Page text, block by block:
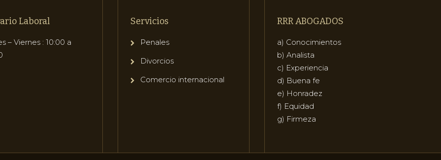
Laboral
– Viernes : 10:00 a
Servicios
Penales
Divorcios
Comercio internacional
RRR ABOGADOS
a) Conocimientos
b) Analista
c) Experiencia
d) Buena fe
e) Honradez
f) Equidad
g) Firmeza